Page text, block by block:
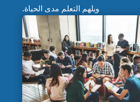
ويلهم التعلم مدى الحياة.